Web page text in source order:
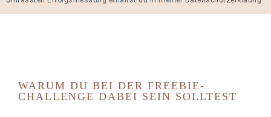
WARUM DU BEI DER FREEBIE-
CHALLENGE DABEI SEIN SOLLTEST